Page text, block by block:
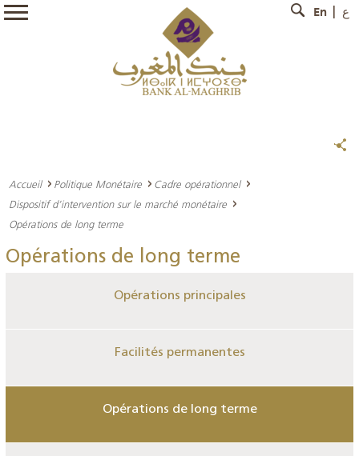
En ع
Accueil Politique Monétaire
Cadre opérationnel
Dispositif d’intervention sur le marché monétaire
Opérations de long terme
Opérations de long terme
Opérations principales
Facilités permanentes
Opérations de long terme